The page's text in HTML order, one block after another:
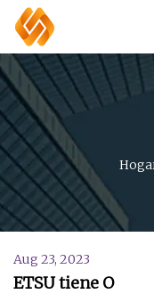
Aug 23, 2023
ETSU tiene O